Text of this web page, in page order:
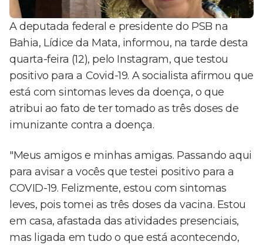
A deputada federal e presidente do PSB na
Bahia, Lídice da Mata, informou, na tarde desta
quarta-feira (12), pelo Instagram, que testou
positivo para a Covid-19. A socialista afirmou que
está com sintomas leves da doença, o que
atribui ao fato de ter tomado as três doses de
imunizante contra a doença.
"Meus amigos e minhas amigas. Passando aqui
para avisar a vocês que testei positivo para a
COVID-19. Felizmente, estou com sintomas
leves, pois tomei as três doses da vacina. Estou
em casa, afastada das atividades presenciais,
mas ligada em tudo o que está acontecendo,